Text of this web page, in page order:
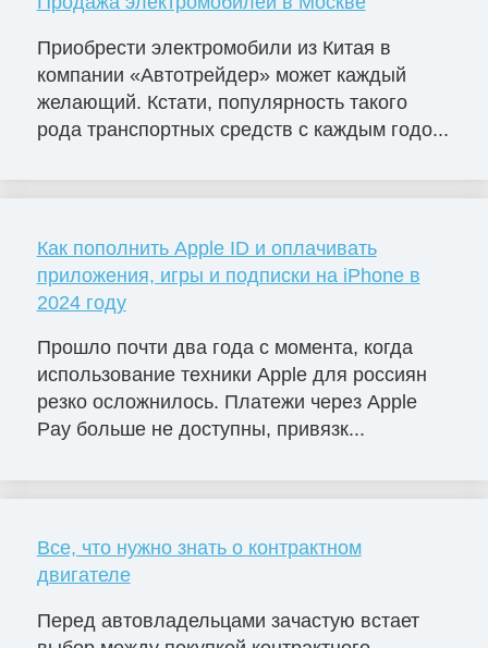
Приобрести электромобили из Китая в
компании «Автотрейдер» может каждый
желающий. Кстати, популярность такого
рода транспортных средств с каждым годо...
Как пополнить Apple ID и оплачивать
приложения, игры и подписки на iPhone в
2024 году
Прошло почти два года с момента, когда
использование техники Apple для россиян
резко осложнилось. Платежи через Apple
Pay больше не доступны, привязк...
Все, что нужно знать о контрактном
двигателе
Перед автовладельцами зачастую встает